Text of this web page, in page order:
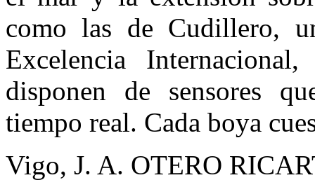
como las de Cudillero,
Excelencia
disponen de sensores
tiempo real. Cada boya
Vigo, J. A. OTERO